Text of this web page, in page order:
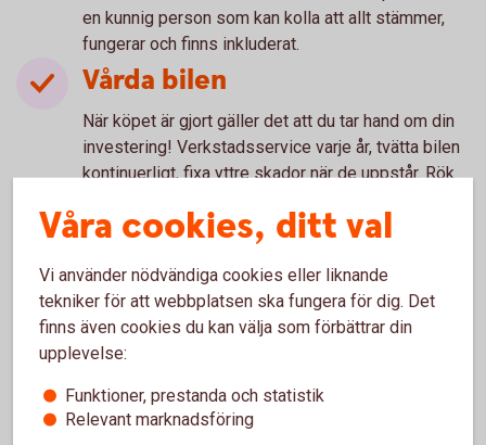
en kunnig person som kan kolla att allt stämmer,
fungerar och finns inkluderat.
Vårda bilen
När köpet är gjort gäller det att du tar hand om din
investering! Verkstadsservice varje år, tvätta bilen
kontinuerligt, fixa yttre skador när de uppstår. Rök
vidare då.
Bra att tänka på när det gäller
trafiksäkerhet
Våra cookies, ditt val
Vi använder nödvändiga cookies eller liknande
tekniker för att webbplatsen ska fungera för dig. Det
finns även cookies du kan välja som förbättrar din
upplevelse:
Funktioner, prestanda och statistik
Relevant marknadsföring